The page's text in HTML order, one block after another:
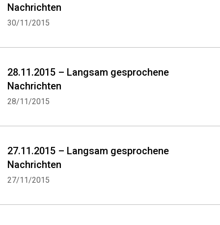
Nachrichten
30/11/2015
28.11.2015 – Langsam gesprochene
Nachrichten
28/11/2015
27.11.2015 – Langsam gesprochene
Nachrichten
27/11/2015